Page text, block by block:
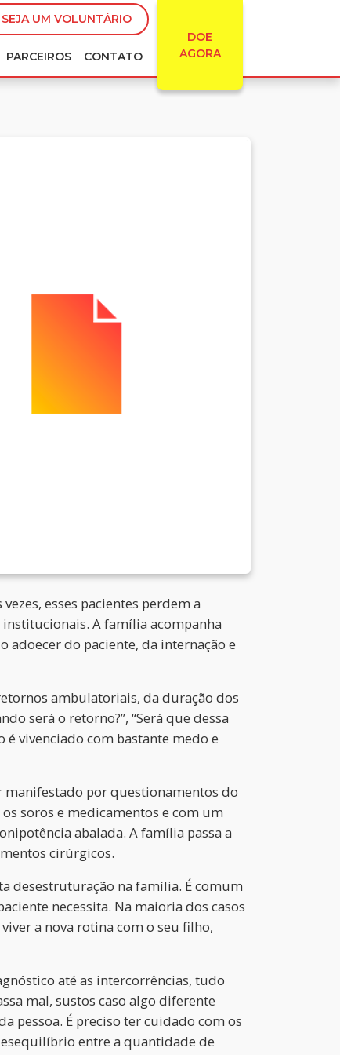
UM VOLUNTÁRIO
DOE
AGORA
PARCEIROS CONTATO
esses pacientes perdem a
A família acompanha
do paciente, da internação e
ambulatoriais, da duração dos
será o retorno?”, “Será que dessa
é vivenciado com bastante medo e
por questionamentos do
soros e medicamentos e com um
abalada. A família passa a
cirúrgicos.
desestruturação na família. É comum
necessita. Na maioria dos casos
a nova rotina com o seu filho,
até as intercorrências, tudo
mal, sustos caso algo diferente
pessoa. É preciso ter cuidado com os
entre a quantidade de